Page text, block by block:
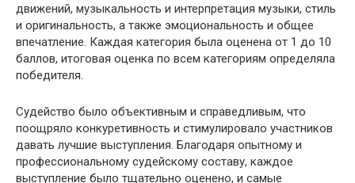
движений, музыкальность и интерпретация музыки, стиль
и оригинальность, а также эмоциональность и общее
впечатление. Каждая категория была оценена от 1 до 10
баллов, итоговая оценка по всем категориям определяла
победителя.
Судейство было объективным и справедливым, что
поощряло конкуретивность и стимулировало участников
давать лучшие выступления. Благодаря опытному и
профессиональному судейскому составу, каждое
выступление было тщательно оценено, и самые